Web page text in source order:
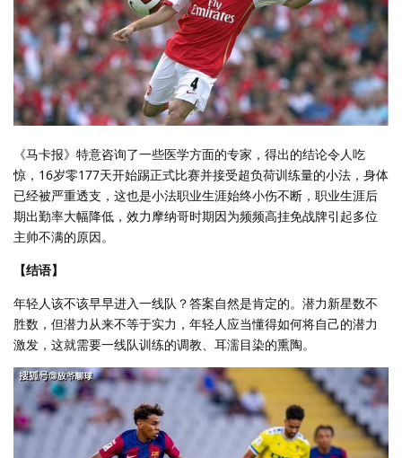
《马卡报》特意咨询了一些医学方面的专家，得出的结论令人吃
惊，16岁零177天开始踢正式比赛并接受超负荷训练量的小法，身体
已经被严重透支，这也是小法职业生涯始终小伤不断，职业生涯后
期出勤率大幅降低，效力摩纳哥时期因为频频高挂免战牌引起多位
主帅不满的原因。
【结语】
年轻人该不该早早进入一线队？答案自然是肯定的。潜力新星数不
胜数，但潜力从来不等于实力，年轻人应当懂得如何将自己的潜力
激发，这就需要一线队训练的调教、耳濡目染的熏陶。